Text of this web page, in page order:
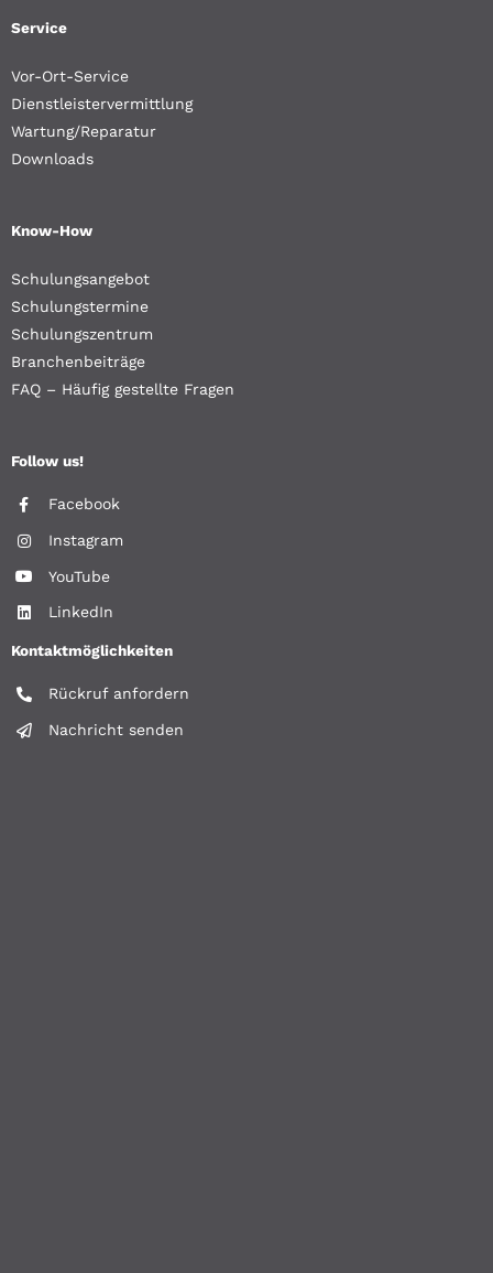
Service
Vor-Ort-Service
Dienstleistervermittlung
Wartung/Reparatur
Downloads
Know-How
Schulungsangebot
Schulungstermine
Schulungszentrum
Branchenbeiträge
FAQ – Häufig gestellte Fragen
Follow us!
Facebook
Instagram
YouTube
LinkedIn
Kontaktmöglichkeiten
Rückruf anfordern
Nachricht senden